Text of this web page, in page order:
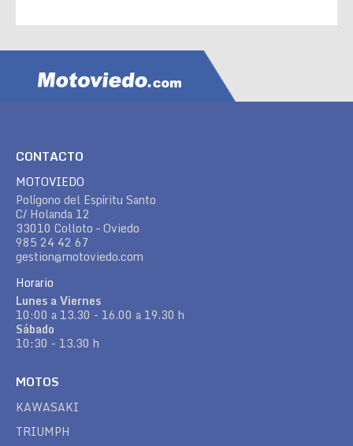
CONTACTO
MOTOVIEDO
Polígono del Espíritu Santo
C/ Holanda 12
33010 Colloto – Oviedo
985 24 42 67
gestion@motoviedo.com
Horario
Lunes a Viernes
10:00 a 13.30 - 16.00 a 19.30 h
Sábado
10:30 - 13.30 h
MOTOS
KAWASAKI
TRIUMPH